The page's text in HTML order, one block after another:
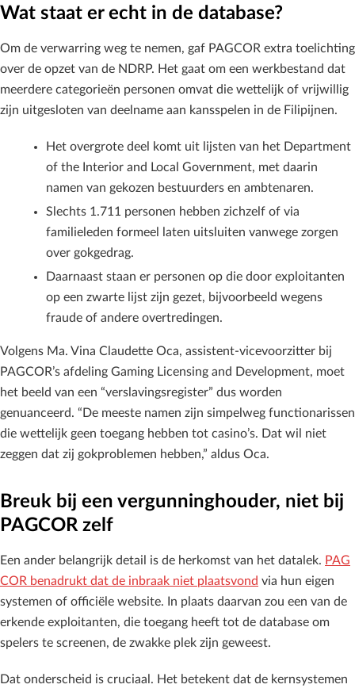
Wat staat er echt in de database?
Om de verwarring weg te nemen, gaf PAGCOR extra toelichting
over de opzet van de NDRP. Het gaat om een werkbestand dat
meerdere categorieën personen omvat die wettelijk of vrijwillig
zijn uitgesloten van deelname aan kansspelen in de Filipijnen.
Het overgrote deel komt uit lijsten van het Department
of the Interior and Local Government, met daarin
namen van gekozen bestuurders en ambtenaren.
Slechts 1.711 personen hebben zichzelf of via
familieleden formeel laten uitsluiten vanwege zorgen
over gokgedrag.
Daarnaast staan er personen op die door exploitanten
op een zwarte lijst zijn gezet, bijvoorbeeld wegens
fraude of andere overtredingen.
Volgens Ma. Vina Claudette Oca, assistent-vicevoorzitter bij
PAGCOR’s afdeling Gaming Licensing and Development, moet
het beeld van een “verslavingsregister” dus worden
genuanceerd. “De meeste namen zijn simpelweg functionarissen
die wettelijk geen toegang hebben tot casino’s. Dat wil niet
zeggen dat zij gokproblemen hebben,” aldus Oca.
Breuk bij een vergunninghouder, niet bij
PAGCOR zelf
Een ander belangrijk detail is de herkomst van het datalek. PAG
COR benadrukt dat de inbraak niet plaatsvond via hun eigen
systemen of officiële website. In plaats daarvan zou een van de
erkende exploitanten, die toegang heeft tot de database om
spelers te screenen, de zwakke plek zijn geweest.
Dat onderscheid is cruciaal. Het betekent dat de kernsystemen